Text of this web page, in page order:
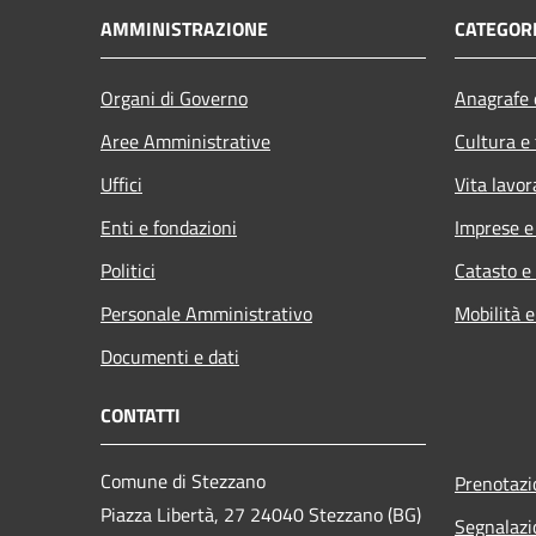
AMMINISTRAZIONE
Organi di Governo
Aree Amministrative
Uffici
Enti e fondazioni
Politici
Personale Amministrativo
Documenti e dati
Cultura
Vita
Imprese
Catasto
Mobilità
CONTATTI
Comune di Stezzano
Piazza Libertà, 27 24040 Stezzano (BG)